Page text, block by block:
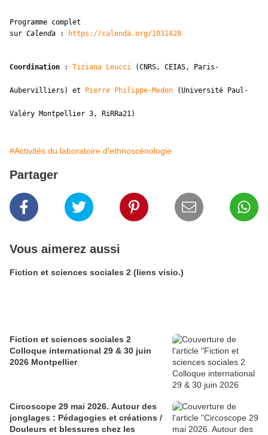
Programme complet
sur Calenda : https://calenda.org/1031428
Coordination : Tiziana Leucci (CNRS, CEIAS, Paris-
Aubervilliers) et Pierre Philippe-Meden (Université Paul-
Valéry Montpellier 3, RiRRa21)
#Activités du laboratoire d'ethnoscénologie
Partager
Vous aimerez aussi
Fiction et sciences sociales 2 (liens visio.)
Fiction et sciences sociales 2
Colloque international 29 & 30 juin
2026 Montpellier
Circoscope 29 mai 2026. Autour des
jonglages : Pédagogies et créations /
Douleurs et blessures chez les